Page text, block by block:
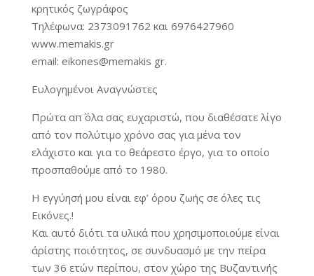
κρητικός ζωγράφος
Τηλέφωνα: 2373091762 και 6976427960
www.memakis.gr
email: eikones@memakis gr.
Ευλογημένοι Αναγνώστες
Πρώτα απ΄ όλα σας ευχαριστώ, που διαθέσατε λίγο
από τον πολύτιμο χρόνο σας για μένα τον
ελάχιστο και για το θεάρεστο έργο, για το οποίο
προσπαθούμε από το 1980.
Η εγγύησή μου είναι εφ’ όρου ζωής σε όλες τις
Εικόνες.!
Και αυτό διότι τα υλικά που χρησιμοποιούμε είναι
άρίστης ποιότητος, σε συνδυασμό με την πείρα
των 36 ετών περίπου, στον χώρο της Βυζαντινής